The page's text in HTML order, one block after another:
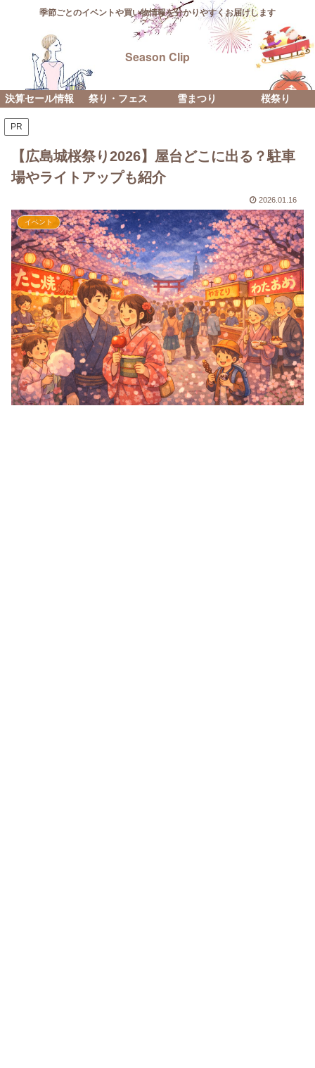
季節ごとのイベントや買い物情報を分かりやすくお届けします
Season Clip
決算セール情報 祭り・フェス 雪まつり 桜祭り
PR
【広島城桜祭り2026】屋台どこに出る？駐車
場やライトアップも紹介
2026.01.16
イベント